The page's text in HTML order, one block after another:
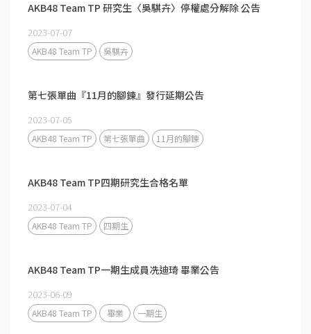
AKB48 Team TP 研究生〈吳騏卉〉停權處分解除 公告
2023-07-07
AKB48 Team TP 吳騏卉
第七張單曲『11月的腳鍊』發行延期公告
2023-07-05
AKB48 Team TP 第七張單曲 11月的腳鍊
AKB48 Team TP四期研究生合格名單
2023-07-04
AKB48 Team TP 四期生
AKB48 Team TP一期生成員冼迪琦 畢業公告
2023-06-09
AKB48 Team TP 畢業 一期生